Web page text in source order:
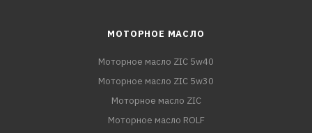
МОТОРНОЕ МАСЛО
Моторное масло ZIC 5w40
Моторное масло ZIC 5w30
Моторное масло ZIC
Моторное масло ROLF